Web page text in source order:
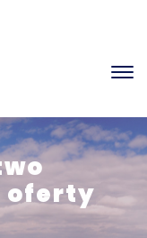
oferty